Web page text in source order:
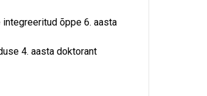
õppe 6. aasta
4. aasta doktorant